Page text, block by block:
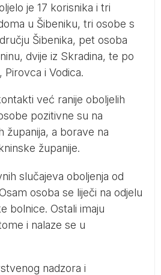
je 17 korisnika i tri
u Šibeniku, tri osobe s
Šibenika, pet osoba
dvije iz Skradina, te po
Pirovca i Vodica.
već ranije oboljelih
pozitivne su na
županija, a borave na
županije.
slučajeva oboljenja od
osoba se liječi na odjelu
bolnice. Ostali imaju
i nalaze se u
nadzora i